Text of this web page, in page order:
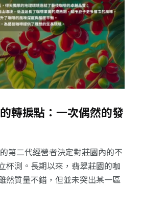
轉捩點：一次偶然的發
第二代經營者決定對莊園內的不
杯測。長期以來，翡翠莊園的咖
然質量不錯，但並未突出某一區